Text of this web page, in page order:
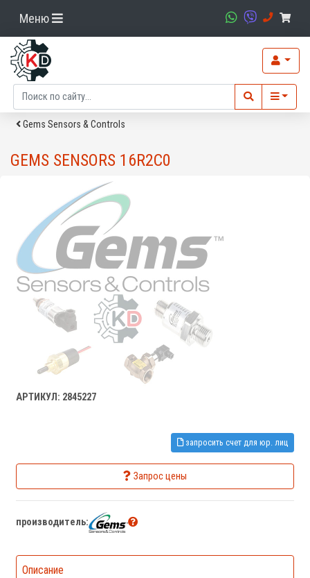
Меню
Gems Sensors & Controls
GEMS SENSORS 16R2C0
АРТИКУЛ: 2845227
запросить счет для юр. лиц
Запрос цены
производитель:
Описание